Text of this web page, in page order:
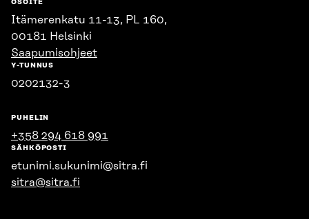
OSOITE
Itämerenkatu 11-13, PL 160,
00181 Helsinki
Saapumisohjeet
Y-TUNNUS
0202132-3
PUHELIN
+358 294 618 991
SÄHKÖPOSTI
etunimi.sukunimi@sitra.fi
sitra@sitra.fi